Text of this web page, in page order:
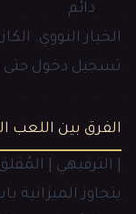
دائم
الخيار النووي.
تسجيل دخول حتى
الفرق بين اللعب
| الترفيهي |
يتجاوز الميزانية